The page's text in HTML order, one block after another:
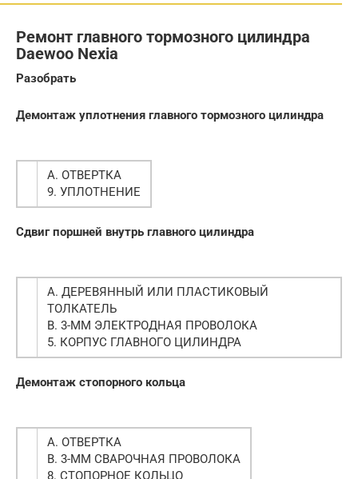
Ремонт главного тормозного цилиндра
Daewoo Nexia
Разобрать
Демонтаж уплотнения главного тормозного цилиндра
А. ОТВЕРТКА
9. УПЛОТНЕНИЕ
Сдвиг поршней внутрь главного цилиндра
А. ДЕРЕВЯННЫЙ ИЛИ ПЛАСТИКОВЫЙ
ТОЛКАТЕЛЬ
В. 3-ММ ЭЛЕКТРОДНАЯ ПРОВОЛОКА
5. КОРПУС ГЛАВНОГО ЦИЛИНДРА
Демонтаж стопорного кольца
А. ОТВЕРТКА
В. 3-ММ СВАРОЧНАЯ ПРОВОЛОКА
8. СТОПОРНОЕ КОЛЬЦО